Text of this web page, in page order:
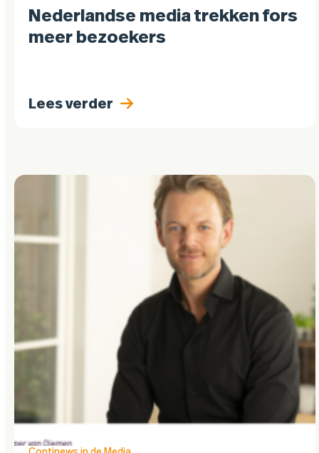
Nederlandse media trekken fors
meer bezoekers
Lees verder